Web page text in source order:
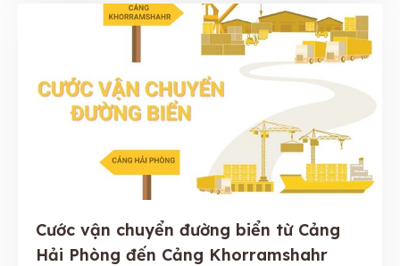
Cước vận chuyển đường biển từ Cảng
Hải Phòng đến Cảng Khorramshahr